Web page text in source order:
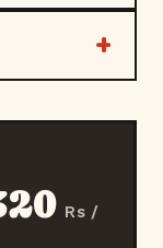
Rs /